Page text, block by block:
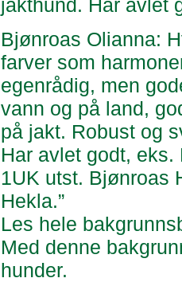
jakthund. Har avlet
Bjønroas Olianna:
farver som
egenrådig, men
vann og på land,
på jakt. Robust og
Har avlet godt,
1UK utst. Bjønroas
Hekla.”
Les hele
Med denne
hunder.